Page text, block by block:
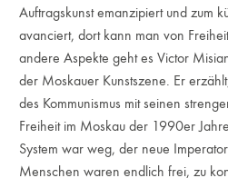
Auftragskunst emanzipiert und zum
avanciert, dort kann man von
andere Aspekte geht es Victor
der Moskauer Kunstszene. Er
des Kommunismus mit seinen
Freiheit im Moskau der 1990er
System war weg, der neue
Menschen waren endlich frei, zu